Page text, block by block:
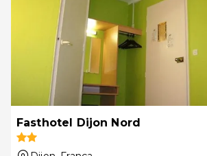
Fasthotel Dijon Nord